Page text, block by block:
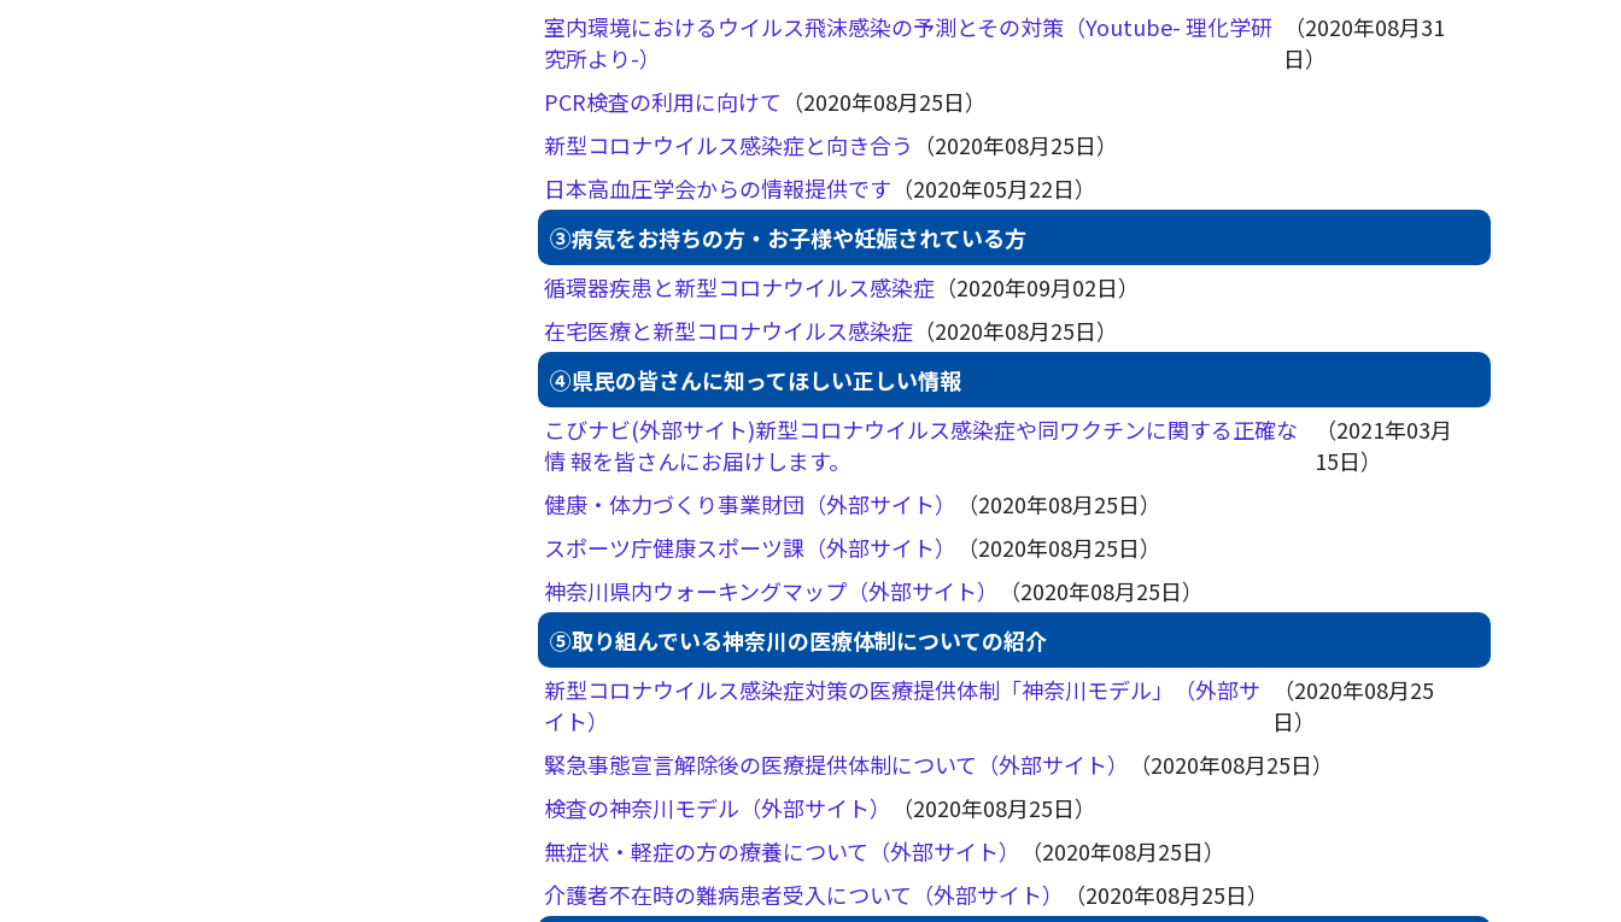
室内環境におけるウイルス飛沫感染の予測とその対策（Youtube- 理化学研
究所より-）
（2020年08月31
日）
PCR検査の利用に向けて （2020年08月25日）
新型コロナウイルス感染症と向き合う （2020年08月25日）
日本高血圧学会からの情報提供です （2020年05月22日）
③病気をお持ちの方・お子様や妊娠されている方
循環器疾患と新型コロナウイルス感染症 （2020年09月02日）
在宅医療と新型コロナウイルス感染症 （2020年08月25日）
④県民の皆さんに知ってほしい正しい情報
こびナビ(外部サイト)新型コロナウイルス感染症や同ワクチンに関する正確な
情 報を皆さんにお届けします。
（2021年03月
15日）
健康・体力づくり事業財団（外部サイト）
（2020年08月25日）
スポーツ庁健康スポーツ課（外部サイト）
（2020年08月25日）
神奈川県内ウォーキングマップ（外部サイト）
（2020年08月25日）
⑤取り組んでいる神奈川の医療体制についての紹介
新型コロナウイルス感染症対策の医療提供体制「神奈川モデル」（外部サ
イト）
（2020年08月25
日）
緊急事態宣言解除後の医療提供体制について（外部サイト）
（2020年08月25日）
検査の神奈川モデル（外部サイト）
（2020年08月25日）
無症状・軽症の方の療養について（外部サイト）
（2020年08月25日）
介護者不在時の難病患者受入について（外部サイト）
（2020年08月25日）